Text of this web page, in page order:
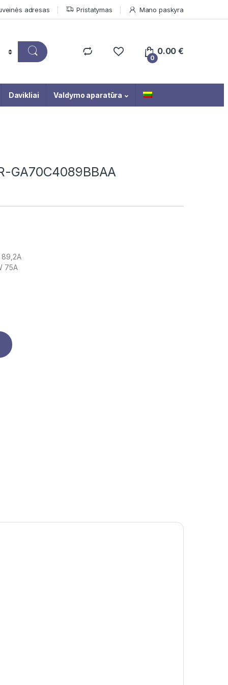
adresas Pristatymas Mano paskyra
0
0.00€
Davikliai Valdymo aparatūra
GA70C4089BBAA
89,2A
75A